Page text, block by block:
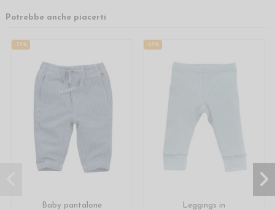
Potrebbe anche piacerti
-35%
Baby pantalone
-25%
Leggings in